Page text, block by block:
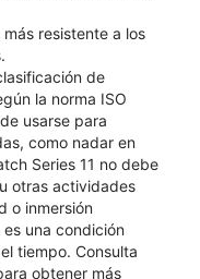
resistente a los
de
la norma ISO
usarse para
como nadar en
Series 11 no debe
otras actividades
o inmersión
una condición
tiempo. Consulta
obtener más